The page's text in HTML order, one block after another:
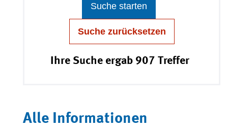
Suche starten
Suche zurücksetzen
Ihre Suche ergab 907 Treffer
Alle Informationen